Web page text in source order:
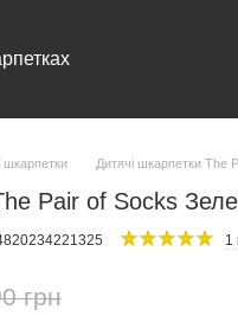
шкарпетки Дитячі шкарпетки The
Pair of Socks
1
грн